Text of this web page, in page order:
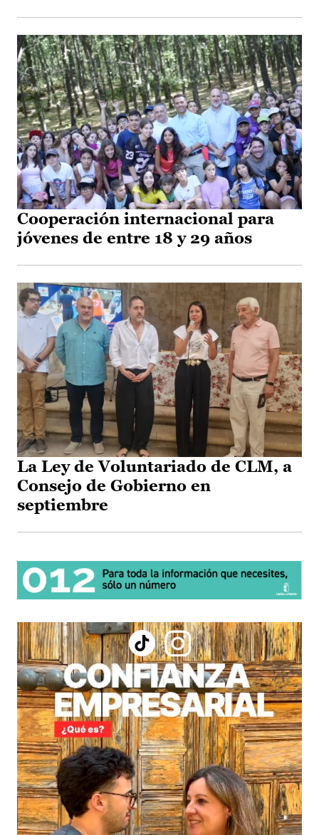
Cooperación internacional para
jóvenes de entre 18 y 29 años
La Ley de Voluntariado de CLM, a
Consejo de Gobierno en
septiembre